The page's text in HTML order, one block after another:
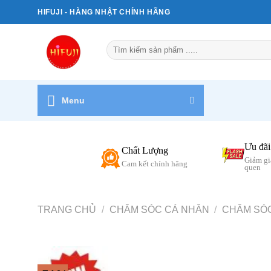
qua
HIFUJI - HÀNG NHẬT CHÍNH HÃNG
Tìm
kiếm:
Menu
Chất Lượng
Cam kết chính hãng
Ưu đãi
Giảm
quen
TRANG CHỦ / CHĂM SÓC CÁ NHÂN / CHĂM